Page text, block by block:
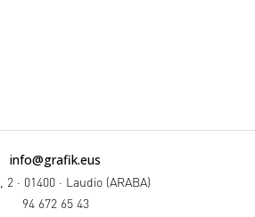
info@grafik.eus
· 01400 · Laudio (ARABA)
94 672 65 43